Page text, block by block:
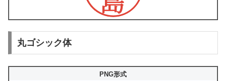
丸ゴシック体
PNG形式